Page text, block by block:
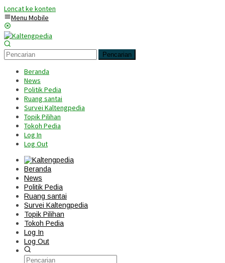
Loncat ke konten
Menu Mobile
Pencarian
Beranda
News
Politik Pedia
Ruang santai
Survei Kaltengpedia
Topik Pilihan
Tokoh Pedia
Log In
Log Out
Beranda
News
Politik Pedia
Ruang santai
Survei Kaltengpedia
Topik Pilihan
Tokoh Pedia
Log In
Log Out